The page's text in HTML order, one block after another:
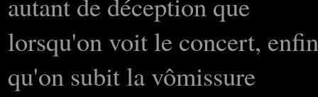
lorsqu'on voit le concert, enfin
qu'on subit la vômissure